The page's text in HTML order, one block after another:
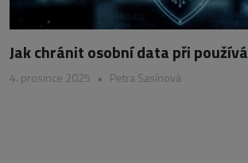
Jak chránit osobní data při
4. prosince 2025 • Petra Sasínová